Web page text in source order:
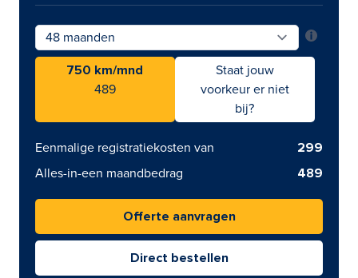
750 km/mnd
489
Staat jouw
voorkeur er niet
bij?
Eenmalige registratiekosten van
299
Alles-in-een maandbedrag
489